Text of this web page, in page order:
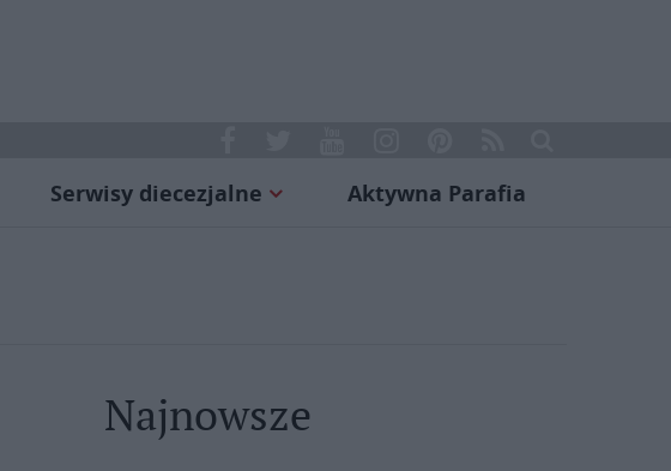
Serwisy diecezjalne Aktywna Parafia
Najnowsze